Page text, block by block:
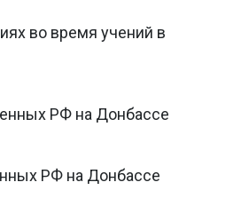
во время учений в
РФ на Донбассе
РФ на Донбассе